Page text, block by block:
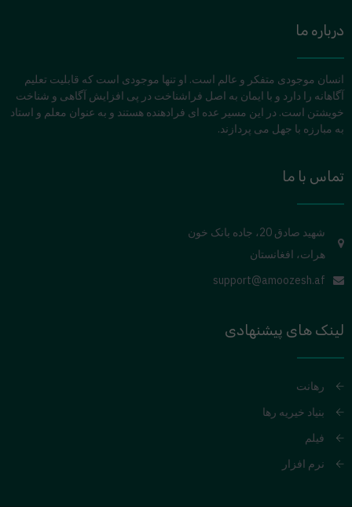
درباره ما
انسان موجودی متفکر و عالم است. او تنها موجودی است که قابلیت تعلیم
آگاهانه را دارد و با ایمان به اصل فراشناخت در پی افزایش آگاهی و شناخت
خویشتن است. در این مسیر عده ای فرادهنده هستند و به عنوان معلم و استاد
به مبارزه با جهل می پردازند.
تماس با ما
شهید صادق 20، جاده بانک خون
هرات، افغانستان
support@amoozesh.af
لینک های پیشنهادی
رهانت
بنیاد خیریه رها
فیلم
نرم افزار